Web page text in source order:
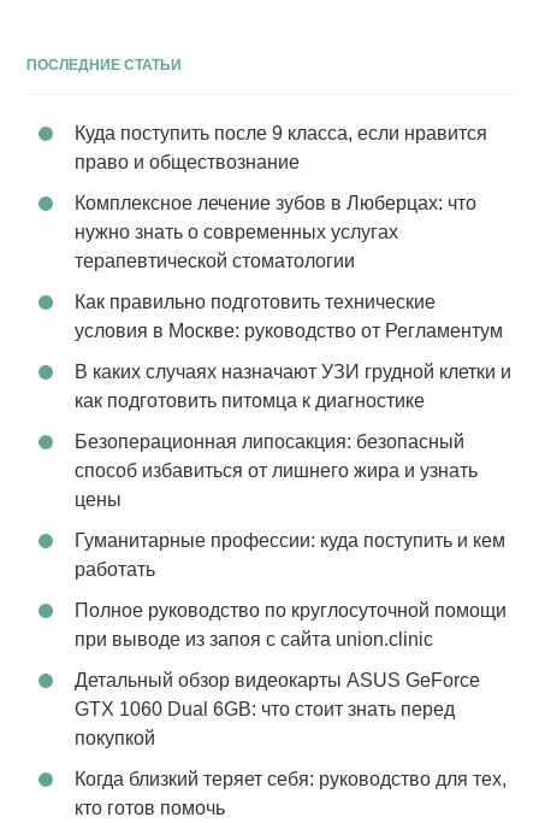
ПОСЛЕДНИЕ СТАТЬИ
Куда поступить после 9 класса, если нравится
право и обществознание
Комплексное лечение зубов в Люберцах: что
нужно знать о современных услугах
терапевтической стоматологии
Как правильно подготовить технические
условия в Москве: руководство от Регламентум
В каких случаях назначают УЗИ грудной клетки и
как подготовить питомца к диагностике
Безоперационная липосакция: безопасный
способ избавиться от лишнего жира и узнать
цены
Гуманитарные профессии: куда поступить и кем
работать
Полное руководство по круглосуточной помощи
при выводе из запоя с сайта union.clinic
Детальный обзор видеокарты ASUS GeForce
GTX 1060 Dual 6GB: что стоит знать перед
покупкой
Когда близкий теряет себя: руководство для тех,
кто готов помочь